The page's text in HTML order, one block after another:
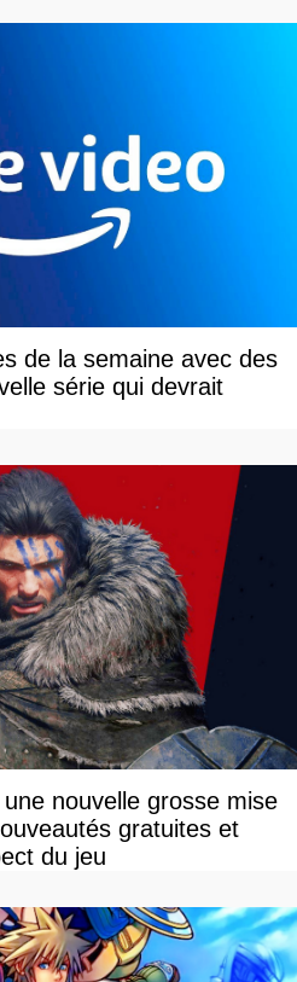
de la semaine avec des
série qui devrait
nouvelle grosse mise
gratuites et
du jeu